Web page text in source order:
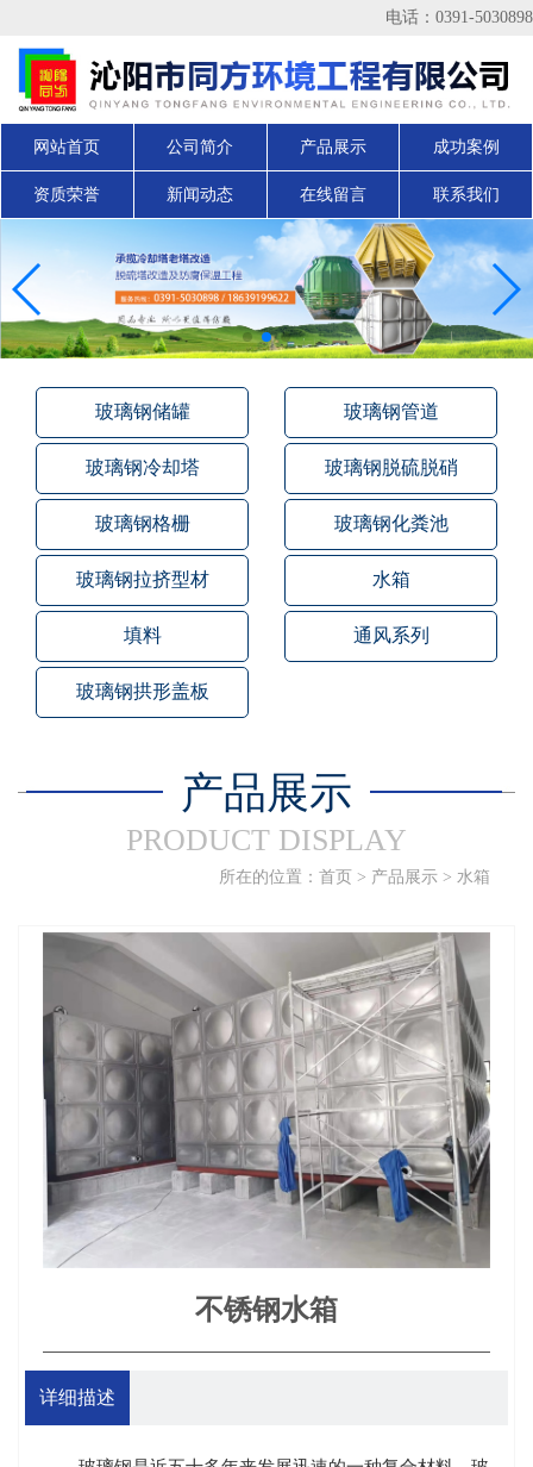
电话：0391-5030898
网站首页 公司简介 产品展示 成功案例
资质荣誉 新闻动态 在线留言 联系我们
玻璃钢储罐 玻璃钢管道
玻璃钢冷却塔 玻璃钢脱硫脱硝
玻璃钢格栅 玻璃钢化粪池
玻璃钢拉挤型材 水箱
填料 通风系列
玻璃钢拱形盖板
产品展示
PRODUCT DISPLAY
所在的位置：首页 > 产品展示 >水箱
不锈钢水箱
详细描述